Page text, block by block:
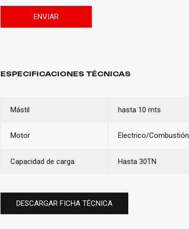
ENVIAR
ESPECIFICACIONES TÉCNICAS
Mástil hasta 10 mts
Motor Electrico/Combustión
Capacidad de carga Hasta 30TN
DESCARGAR FICHA TÉCNICA